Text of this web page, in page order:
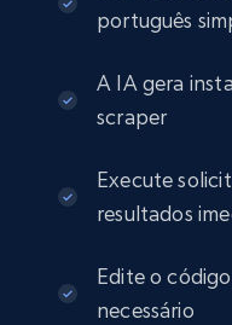
português
A IA gera
scraper
Execute
resultados
Edite o
necessário